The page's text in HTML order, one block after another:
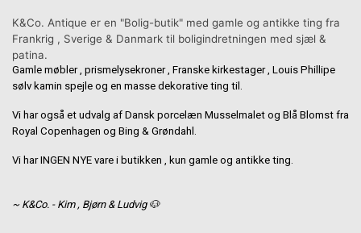
K&Co. Antique er en "Bolig-butik" med gamle og antikke ting fra
Frankrig , Sverige & Danmark til boligindretningen med sjæl &
patina.
Gamle møbler , prismelysekroner , Franske kirkestager , Louis Phillipe
sølv kamin spejle og en masse dekorative ting til.
Vi har også et udvalg af Dansk porcelæn Musselmalet og Blå Blomst fra
Royal Copenhagen og Bing & Grøndahl.
Vi har INGEN NYE vare i butikken , kun gamle og antikke ting.
~ K&Co. - Kim , Bjørn & Ludvig 🐶